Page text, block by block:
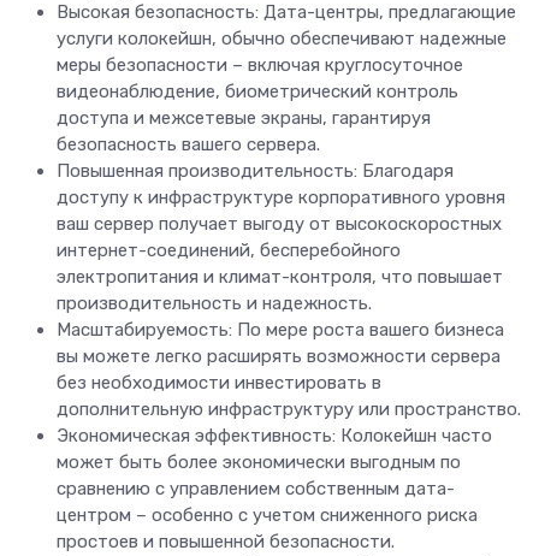
Высокая безопасность: Дата-центры, предлагающие
услуги колокейшн, обычно обеспечивают надежные
меры безопасности – включая круглосуточное
видеонаблюдение, биометрический контроль
доступа и межсетевые экраны, гарантируя
безопасность вашего сервера.
Повышенная производительность: Благодаря
доступу к инфраструктуре корпоративного уровня
ваш сервер получает выгоду от высокоскоростных
интернет-соединений, бесперебойного
электропитания и климат-контроля, что повышает
производительность и надежность.
Масштабируемость: По мере роста вашего бизнеса
вы можете легко расширять возможности сервера
без необходимости инвестировать в
дополнительную инфраструктуру или пространство.
Экономическая эффективность: Колокейшн часто
может быть более экономически выгодным по
сравнению с управлением собственным дата-
центром – особенно с учетом сниженного риска
простоев и повышенной безопасности.